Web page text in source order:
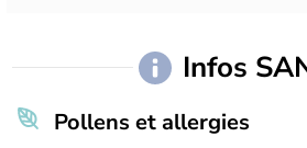
Infos
Pollens et allergies